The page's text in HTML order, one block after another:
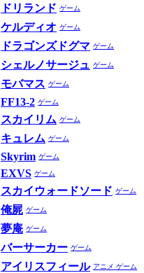
ドリランド ゲーム
ケルディオ ゲーム
ドラゴンズドグマ ゲーム
シェルノサージュ ゲーム
モバマス ゲーム
FF13-2 ゲーム
スカイリム ゲーム
キュレム ゲーム
Skyrim ゲーム
EXVS ゲーム
スカイウォードソード ゲーム
俺屍 ゲーム
夢庵 ゲーム
バーサーカー ゲーム
アイリスフィール アニメ ゲーム